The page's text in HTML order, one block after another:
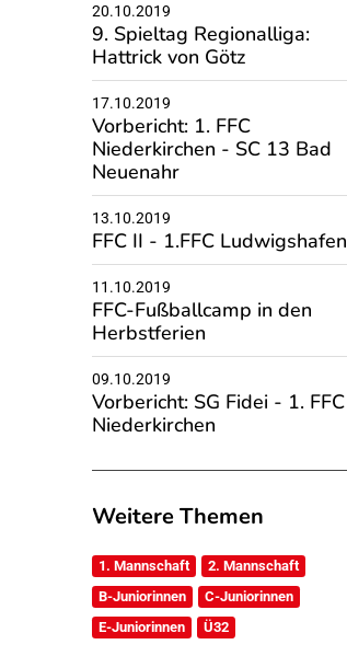
20.10.2019
9. Spieltag Regionalliga:
Hattrick von Götz
17.10.2019
Vorbericht: 1. FFC
Niederkirchen - SC 13 Bad
Neuenahr
13.10.2019
FFC II - 1.FFC Ludwigshafen
11.10.2019
FFC-Fußballcamp in den
Herbstferien
09.10.2019
Vorbericht: SG Fidei - 1. FFC
Niederkirchen
Weitere Themen
1. Mannschaft
2. Mannschaft
B-Juniorinnen
C-Juniorinnen
E-Juniorinnen
Ü32